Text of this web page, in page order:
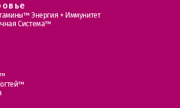
Энергия + Иммунитет
Система™